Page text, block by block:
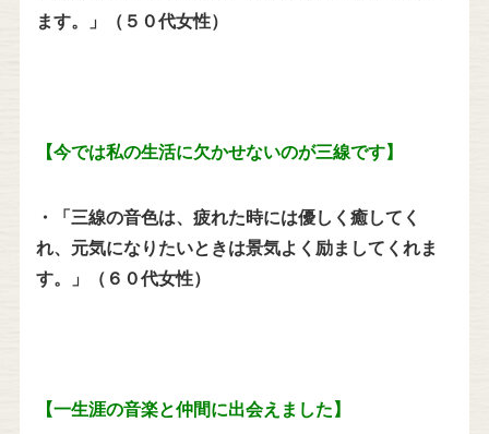
ます。」（５０代女性）
【今では私の生活に欠かせないのが三線です】
・「三線の音色は、疲れた時には優しく癒してく
れ、元気になりたいときは景気よく励ましてくれま
す。」（６０代女性）
【一生涯の音楽と仲間に出会えました】